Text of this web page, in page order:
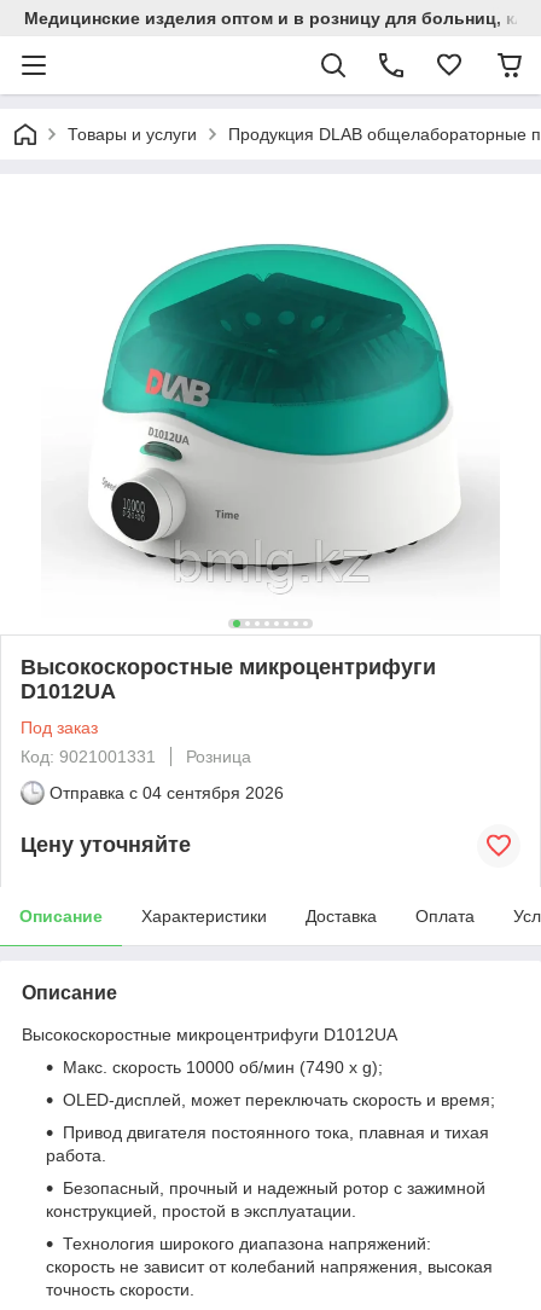
Медицинские изделия оптом и в розницу для больниц,
Товары и услуги Продукция DLAB общелабораторные
Высокоскоростные микроцентрифуги
D1012UA
Под заказ
Код: 9021001331
Розница
Отправка с 04 сентября 2026
Цену уточняйте
Описание Характеристики Доставка Оплата
Описание
Высокоскоростные микроцентрифуги D1012UA
Макс. скорость 10000 об/мин (7490 x g);
OLED-дисплей, может переключать скорость и время;
Привод двигателя постоянного тока, плавная и тихая
работа.
Безопасный, прочный и надежный ротор с зажимной
конструкцией, простой в эксплуатации.
Технология широкого диапазона напряжений:
скорость не зависит от колебаний напряжения, высокая
точность скорости.